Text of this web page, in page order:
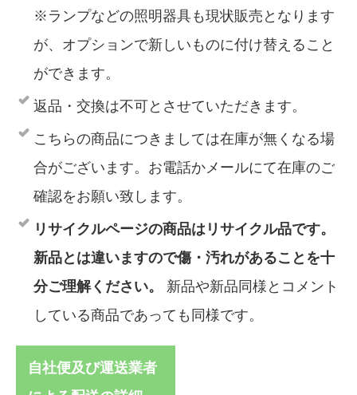
※ランプなどの照明器具も現状販売となります
が、オプションで新しいものに付け替えること
ができます。
返品・交換は不可とさせていただきます。
こちらの商品につきましては在庫が無くなる場
合がございます。お電話かメールにて在庫のご
確認をお願い致します。
リサイクルページの商品はリサイクル品です。
新品とは違いますので傷・汚れがあることを十
分ご理解ください。
新品や新品同様とコメント
している商品であっても同様です。
自社便及び運送業者